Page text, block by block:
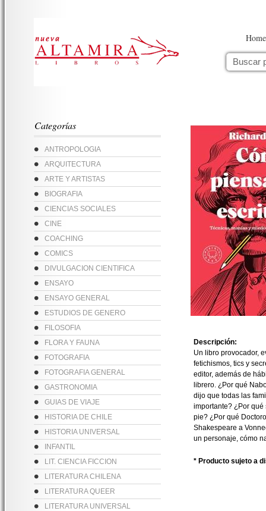
Home
Categorías
ANTROPOLOGIA
ARQUITECTURA
ARTE Y ARTISTAS
BIOGRAFIA
CIENCIAS SOCIALES
CINE
COACHING
COMICS
DIVULGACION CIENTIFICA
ENSAYO
ENSAYO GENERAL
ESTUDIOS DE GENERO
FILOSOFIA
FLORA Y FAUNA
FOTOGRAFIA
FOTOGRAFIA GENERAL
GASTRONOMIA
GUIAS DE VIAJE
HISTORIA DE CHILE
HISTORIA UNIVERSAL
INFANTIL
LIT. CIENCIA FICCION
LITERATURA CHILENA
LITERATURA QUEER
LITERATURA UNIVERSAL
Descripción:
Un libro provocador,
fetichismos, tics y
editor, además de
librero. ¿Por qué
dijo que todas las
importante? ¿Por
pie? ¿Por qué
Shakespeare a
un personaje, cómo
* Producto sujeto a